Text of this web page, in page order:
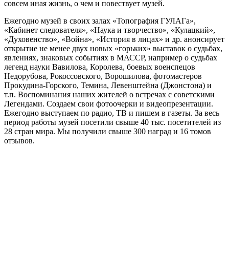
совсем иная жизнь, о чем и повествует музей.
Ежегодно музей в своих залах «Топография ГУЛАГа»,
«Кабинет следователя», «Наука и творчество», «Кулацкий»,
«Духовенство», «Война», «История в лицах» и др. анонсирует
открытие не менее двух новых «горьких» выставок о судьбах,
явлениях, знаковых событиях в МАССР, например о судьбах
легенд науки Вавилова, Королева, боевых военспецов
Недорубова, Рокоссовского, Ворошилова, фотомастеров
Прокудина-Горского, Темина, Левенштейна (Джонстона) и
т.п. Воспоминания наших жителей о встречах с советскими
Легендами. Создаем свои фотоочерки и видеопрезентации.
Ежегодно выступаем по радио, ТВ и пишем в газеты. За весь
период работы музей посетили свыше 40 тыс. посетителей из
28 стран мира. Мы получили свыше 300 наград и 16 томов
отзывов.